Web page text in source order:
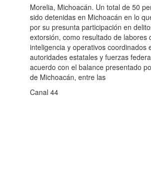
Morelia, Michoacán. Un total de 50
sido detenidas en Michoacán en lo
por su presunta participación en
extorsión, como resultado de labores
inteligencia y operativos coordinados
autoridades estatales y fuerzas
acuerdo con el balance presentado
de Michoacán, entre las
Canal 44